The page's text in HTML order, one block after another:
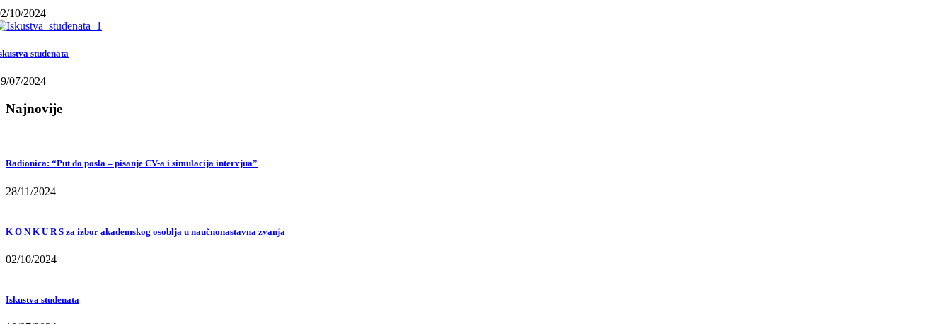
10/2024
studenata
07/2024
Najnovije
Radionica: “Put do posla – pisanje CV-a i simulacija intervjua”
28/11/2024
K O N K U R S za izbor akademskog osoblja u naučnonastavna zvanja
02/10/2024
Iskustva studenata